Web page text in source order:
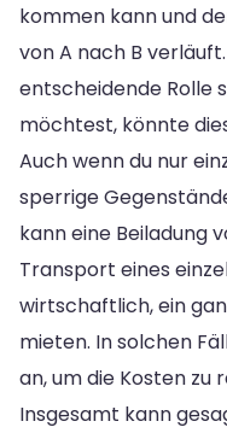
kommen kann und
von A nach B
entscheidende Rolle
möchtest, könnte
Auch wenn du nur
sperrige
kann eine Beiladung
Transport eines
wirtschaftlich, ein
mieten. In solchen
an, um die Kosten zu
Insgesamt kann